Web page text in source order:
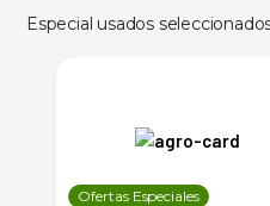
Especial usados
Ofertas Especiales